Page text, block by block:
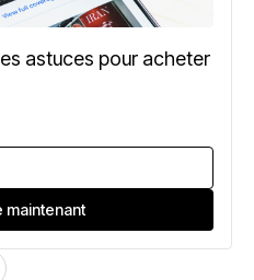
astuces pour acheter